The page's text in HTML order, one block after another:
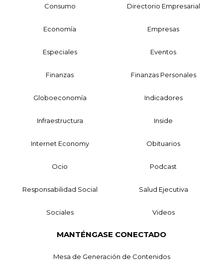
Consumo Directorio Empresarial
Economía Empresas
Especiales Eventos
Finanzas Finanzas Personales
Globoeconomía Indicadores
Infraestructura Inside
Internet Economy Obituarios
Ocio Podcast
Responsabilidad Social Salud Ejecutiva
Sociales Videos
MANTÉNGASE CONECTADO
Mesa de Generación de Contenidos